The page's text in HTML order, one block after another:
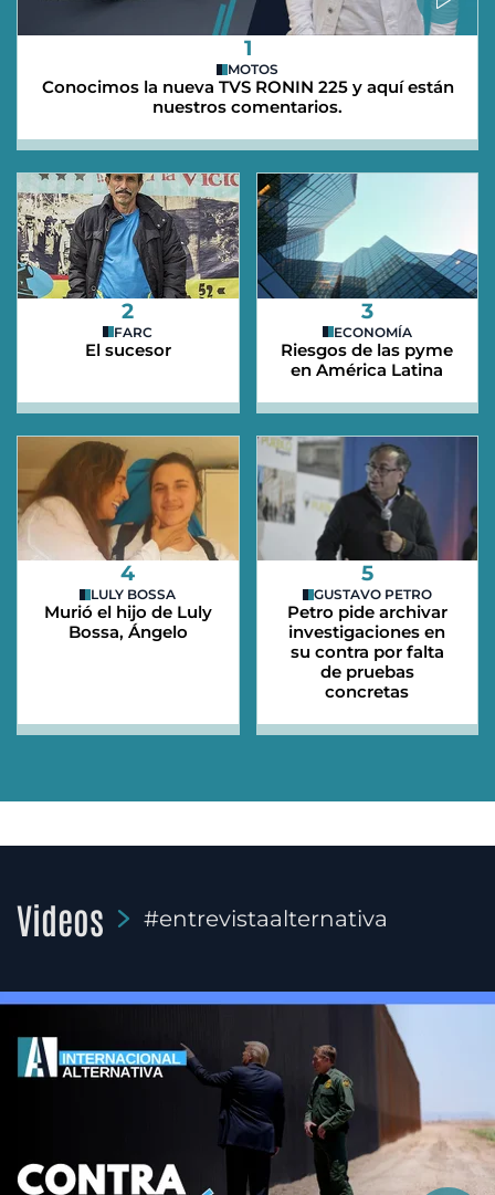
1
MOTOS
Conocimos la nueva TVS RONIN 225 y aquí están
nuestros comentarios.
2
FARC
El sucesor
3
ECONOMÍA
Riesgos de las pyme
en América Latina
4
LULY BOSSA
Murió el hijo de Luly
Bossa, Ángelo
5
GUSTAVO PETRO
Petro pide archivar
investigaciones en
su contra por falta
de pruebas
concretas
Videos #entrevistaalternativa